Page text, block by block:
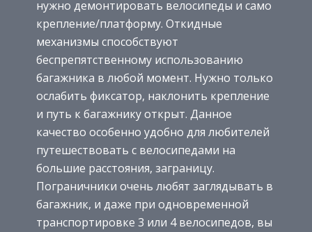
нужно демонтировать велосипеды и само
крепление/платформу. Откидные
механизмы способствуют
беспрепятственному использованию
багажника в любой момент. Нужно только
ослабить фиксатор, наклонить крепление
и путь к багажнику открыт. Данное
качество особенно удобно для любителей
путешествовать с велосипедами на
большие расстояния, заграницу.
Пограничники очень любят заглядывать в
багажник, и даже при одновременной
транспортировке 3 или 4 велосипедов, вы